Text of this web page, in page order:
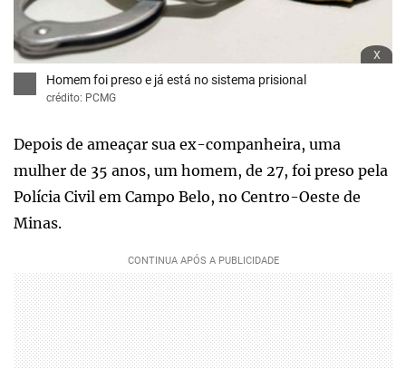
x
Homem foi preso e já está no sistema prisional
crédito: PCMG
Depois de ameaçar sua ex-companheira, uma
mulher de 35 anos, um homem, de 27, foi preso pela
Polícia Civil em Campo Belo, no Centro-Oeste de
Minas.